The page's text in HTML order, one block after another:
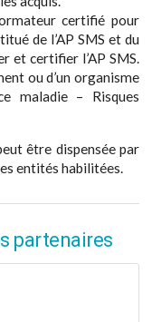
certifié pour
de l’AP SMS et du
et certifier l’AP SMS.
ou d’un organisme
maladie – Risques
être dispensée par
entités habilitées.
partenaires